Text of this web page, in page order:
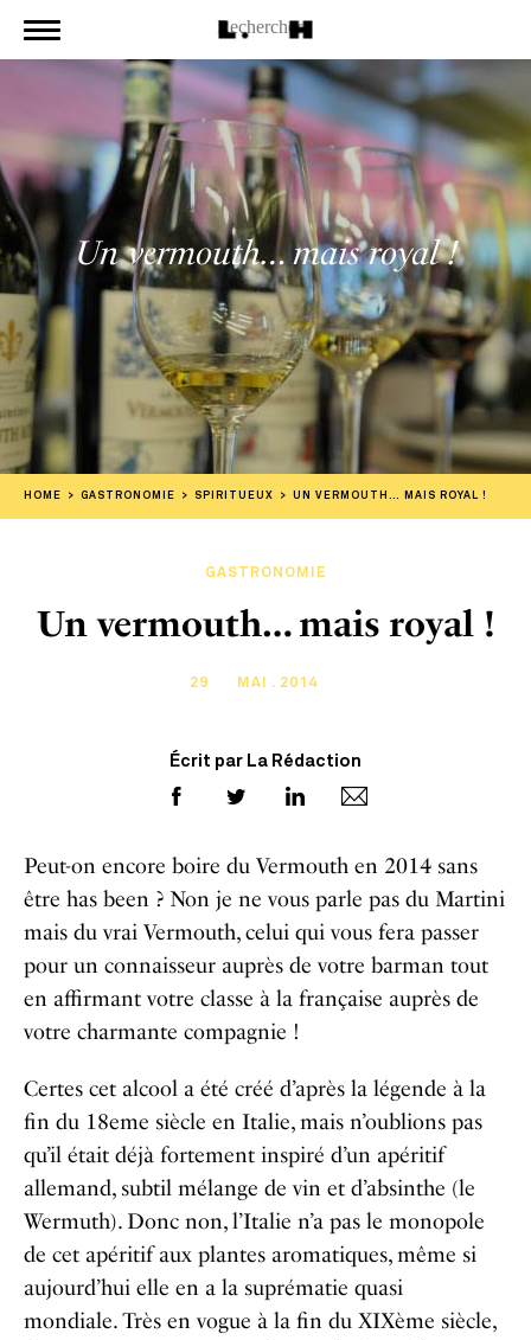
Un vermouth… mais royal !
HOME GASTRONOMIE SPIRITUEUX UN VERMOUTH… MAIS ROYAL !
GASTRONOMIE
Un vermouth… mais royal !
29 MAI . 2014
Écrit par La Rédaction
Peut-on encore boire du Vermouth en 2014 sans
être has been ? Non je ne vous parle pas du Martini
mais du vrai Vermouth, celui qui vous fera passer
pour un connaisseur auprès de votre barman tout
en affirmant votre classe à la française auprès de
votre charmante compagnie !
Certes cet alcool a été créé d’après la légende à la
fin du 18eme siècle en Italie, mais n’oublions pas
qu’il était déjà fortement inspiré d’un apéritif
allemand, subtil mélange de vin et d’absinthe (le
Wermuth). Donc non, l’Italie n’a pas le monopole
de cet apéritif aux plantes aromatiques, même si
aujourd’hui elle en a la suprématie quasi
mondiale. Très en vogue à la fin du XIXème siècle,